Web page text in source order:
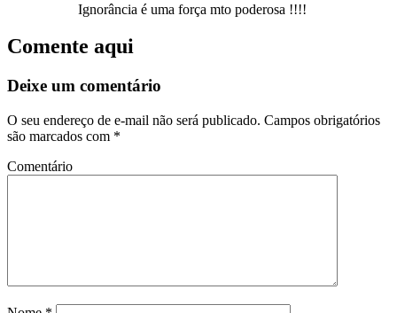
Ignorância é uma força mto poderosa !!!!
Comente aqui
Deixe um comentário
O seu endereço de e-mail não será publicado. Campos obrigatórios
são marcados com *
Comentário